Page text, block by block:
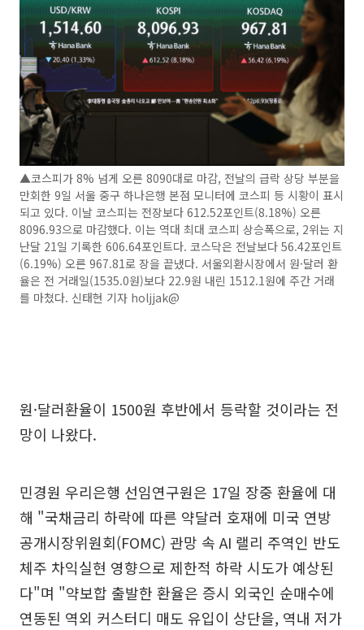
▲코스피가 8% 넘게 오른 8090대로 마감, 전날의 급락 상당 부분을
만회한 9일 서울 중구 하나은행 본점 모니터에 코스피 등 시황이 표시
되고 있다. 이날 코스피는 전장보다 612.52포인트(8.18%) 오른
8096.93으로 마감했다. 이는 역대 최대 코스피 상승폭으로, 2위는 지
난달 21일 기록한 606.64포인트다. 코스닥은 전날보다 56.42포인트
(6.19%) 오른 967.81로 장을 끝냈다. 서울외환시장에서 원·달러 환
율은 전 거래일(1535.0원)보다 22.9원 내린 1512.1원에 주간 거래
를 마쳤다. 신태현 기자 holjjak@
원·달러환율이 1500원 후반에서 등락할 것이라는 전
망이 나왔다.
민경원 우리은행 선임연구원은 17일 장중 환율에 대
해 "국채금리 하락에 따른 약달러 호재에 미국 연방
공개시장위원회(FOMC) 관망 속 AI 랠리 주역인 반도
체주 차익실현 영향으로 제한적 하락 시도가 예상된
다"며 "약보합 출발한 환율은 증시 외국인 순매수에
연동된 역외 커스터디 매도 유입이 상단을, 역내 저가